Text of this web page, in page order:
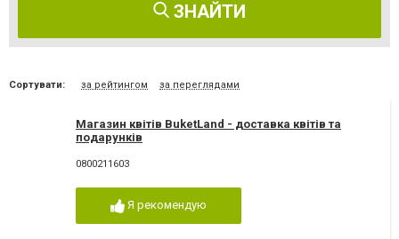
ЗНАЙТИ
Сортувати: за рейтингом за переглядами
Магазин квітів BuketLand - доставка квітів та
подарунків
0800211603
Я рекомендую